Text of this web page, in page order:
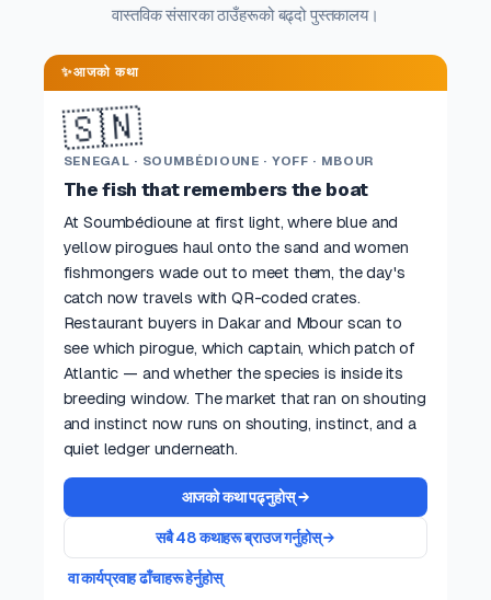
वास्तविक संसारका ठाउँहरूको बढ्दो पुस्तकालय।
✨आजको कथा
🇸🇳
SENEGAL · SOUMBÉDIOUNE · YOFF · MBOUR
The fish that remembers the boat
At Soumbédioune at first light, where blue and
yellow pirogues haul onto the sand and women
fishmongers wade out to meet them, the day's
catch now travels with QR-coded crates.
Restaurant buyers in Dakar and Mbour scan to
see which pirogue, which captain, which patch of
Atlantic — and whether the species is inside its
breeding window. The market that ran on shouting
and instinct now runs on shouting, instinct, and a
quiet ledger underneath.
आजको कथा पढ्नुहोस् →
सबै 48 कथाहरू ब्राउज गर्नुहोस् →
वा कार्यप्रवाह ढाँचाहरू हेर्नुहोस्